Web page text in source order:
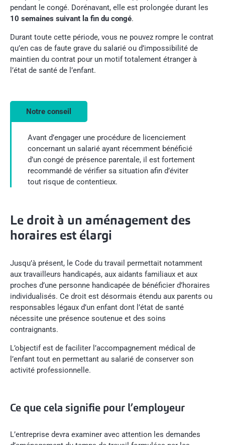
pendant le congé. Dorénavant, elle est prolongée durant les
10 semaines suivant la fin du congé.
Durant toute cette période, vous ne pouvez rompre le contrat
qu’en cas de faute grave du salarié ou d’impossibilité de
maintien du contrat pour un motif totalement étranger à
l’état de santé de l’enfant.
Notre conseil
Avant d’engager une procédure de licenciement
concernant un salarié ayant récemment bénéficié
d’un congé de présence parentale, il est fortement
recommandé de vérifier sa situation afin d’éviter
tout risque de contentieux.
Le droit à un aménagement des
horaires est élargi
Jusqu’à présent, le Code du travail permettait notamment
aux travailleurs handicapés, aux aidants familiaux et aux
proches d’une personne handicapée de bénéficier d’horaires
individualisés. Ce droit est désormais étendu aux parents ou
responsables légaux d’un enfant dont l’état de santé
nécessite une présence soutenue et des soins
contraignants.
L’objectif est de faciliter l’accompagnement médical de
l’enfant tout en permettant au salarié de conserver son
activité professionnelle.
Ce que cela signifie pour l’employeur
L’entreprise devra examiner avec attention les demandes